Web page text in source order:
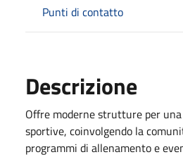
Punti di contatto
Descrizione
Offre moderne strutture per
sportive, coinvolgendo la
programmi di allenamento e